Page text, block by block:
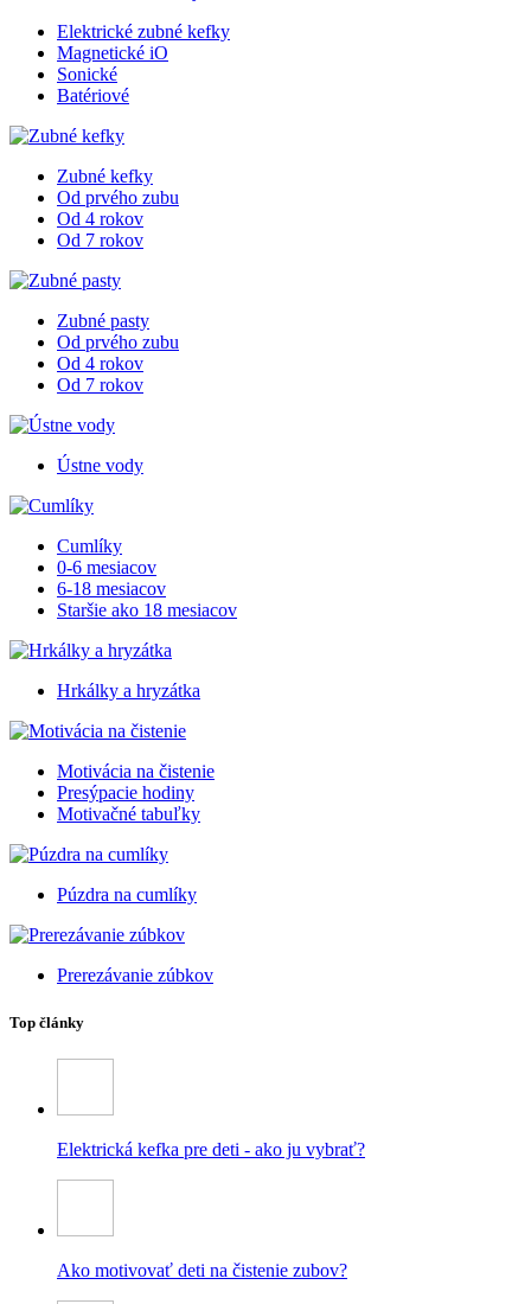
Elektrické zubné kefky
Magnetické iO
Sonické
Batériové
Zubné kefky
Od prvého zubu
Od 4 rokov
Od 7 rokov
Zubné pasty
Od prvého zubu
Od 4 rokov
Od 7 rokov
Ústne vody
Cumlíky
0-6 mesiacov
6-18 mesiacov
Staršie ako 18 mesiacov
Hrkálky a hryzátka
Motivácia na čistenie
Presýpacie hodiny
Motivačné tabuľky
Púzdra na cumlíky
Prerezávanie zúbkov
Top články
Elektrická kefka pre deti - ako ju vybrať?
Ako motivovať deti na čistenie zubov?